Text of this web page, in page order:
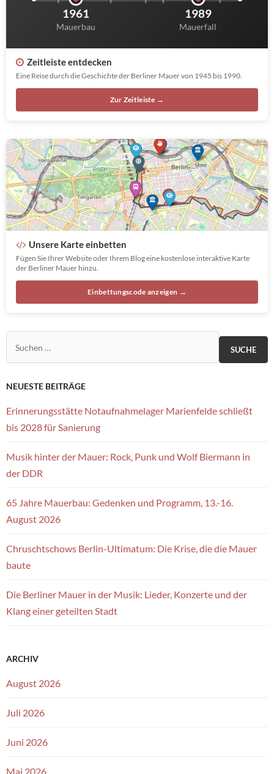
1961
Mauerbau
1989
Mauerfall
Zeitleiste entdecken
Eine Reise durch die Geschichte der Berliner Mauer von 1945 bis 1990.
Zur Zeitleiste →
Unsere Karte einbetten
Fügen Sie Ihrer Website oder Ihrem Blog eine kostenlose interaktive Karte
der Berliner Mauer hinzu.
Einbettungscode anzeigen →
NEUESTE BEITRÄGE
Erinnerungsstätte Notaufnahmelager Marienfelde schließt
bis 2028 für Sanierung
Musik hinter der Mauer: Rock, Punk und Wolf Biermann in
der DDR
65 Jahre Mauerbau: Gedenken und Programm, 13.-16.
August 2026
Chruschtschows Berlin-Ultimatum: Die Krise, die die Mauer
baute
Die Berliner Mauer in der Musik: Lieder, Konzerte und der
Klang einer geteilten Stadt
ARCHIV
August 2026
Juli 2026
Juni 2026
Mai 2026